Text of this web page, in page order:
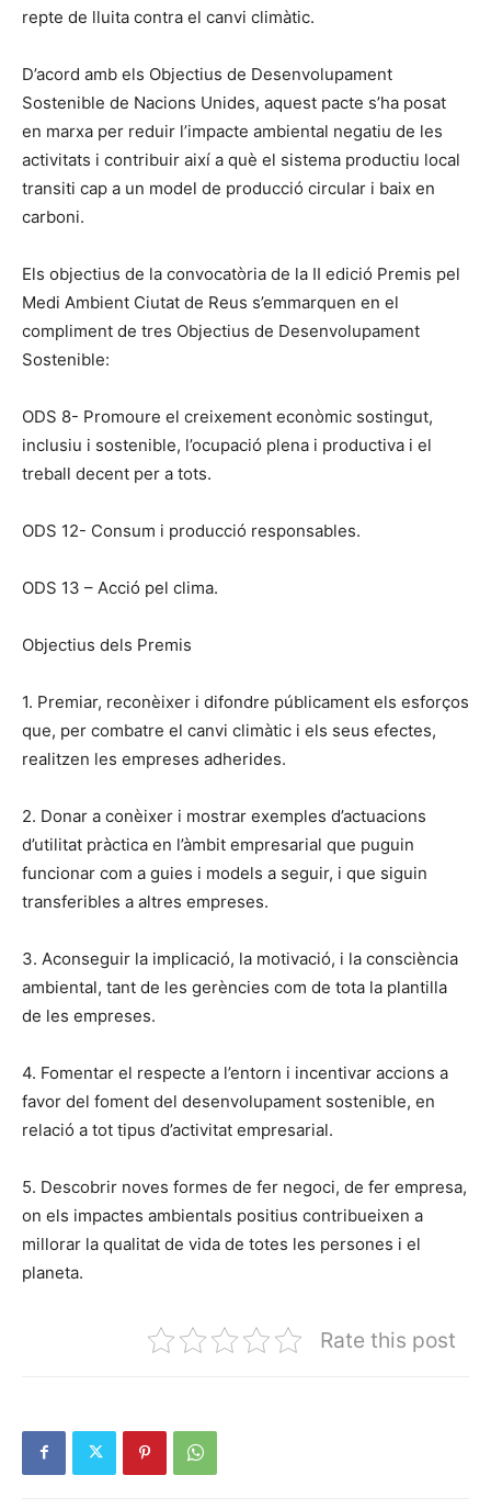
repte de lluita contra el canvi climàtic.
D’acord amb els Objectius de Desenvolupament
Sostenible de Nacions Unides, aquest pacte s’ha posat
en marxa per reduir l’impacte ambiental negatiu de les
activitats i contribuir així a què el sistema productiu local
transiti cap a un model de producció circular i baix en
carboni.
Els objectius de la convocatòria de la II edició Premis pel
Medi Ambient Ciutat de Reus s’emmarquen en el
compliment de tres Objectius de Desenvolupament
Sostenible:
ODS 8- Promoure el creixement econòmic sostingut,
inclusiu i sostenible, l’ocupació plena i productiva i el
treball decent per a tots.
ODS 12- Consum i producció responsables.
ODS 13 – Acció pel clima.
Objectius dels Premis
1. Premiar, reconèixer i difondre públicament els esforços
que, per combatre el canvi climàtic i els seus efectes,
realitzen les empreses adherides.
2. Donar a conèixer i mostrar exemples d’actuacions
d’utilitat pràctica en l’àmbit empresarial que puguin
funcionar com a guies i models a seguir, i que siguin
transferibles a altres empreses.
3. Aconseguir la implicació, la motivació, i la consciència
ambiental, tant de les gerències com de tota la plantilla
de les empreses.
4. Fomentar el respecte a l’entorn i incentivar accions a
favor del foment del desenvolupament sostenible, en
relació a tot tipus d’activitat empresarial.
5. Descobrir noves formes de fer negoci, de fer empresa,
on els impactes ambientals positius contribueixen a
millorar la qualitat de vida de totes les persones i el
planeta.
Rate this post